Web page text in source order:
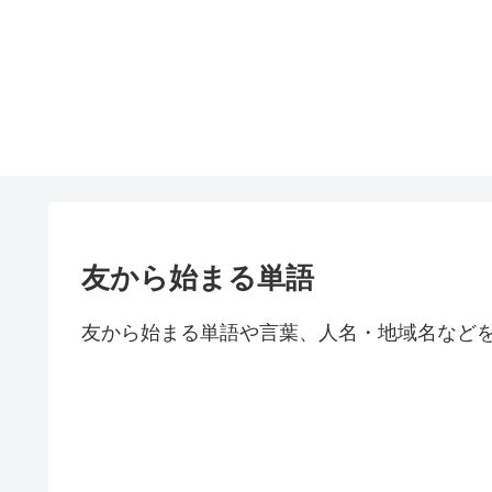
友から始まる単語
友から始まる単語や言葉、人名・地域名など